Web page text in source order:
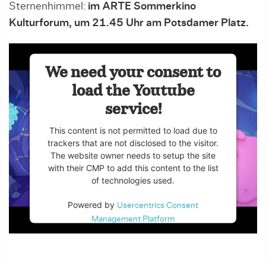
Sternenhimmel: im ARTE Sommerkino
Kulturforum, um 21.45 Uhr am Potsdamer Platz.
We need your consent to
load the Youtube
service!
This content is not permitted to load due to
trackers that are not disclosed to the visitor.
The website owner needs to setup the site
with their CMP to add this content to the list
of technologies used.
Powered by Usercentrics Consent
Management Platform